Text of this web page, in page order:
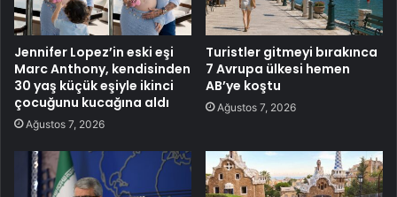
Jennifer Lopez’in eski eşi
Marc Anthony, kendisinden
30 yaş küçük eşiyle ikinci
çocuğunu kucağına aldı
Ağustos 7, 2026
Turistler gitmeyi bırakınca
7 Avrupa ülkesi hemen
AB’ye koştu
Ağustos 7, 2026